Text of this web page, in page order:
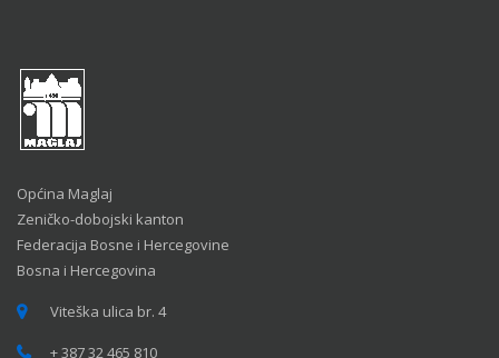
Općina Maglaj
Zeničko-dobojski kanton
Federacija Bosne i Hercegovine
Bosna i Hercegovina
Viteška ulica br. 4
+ 387 32 465 810